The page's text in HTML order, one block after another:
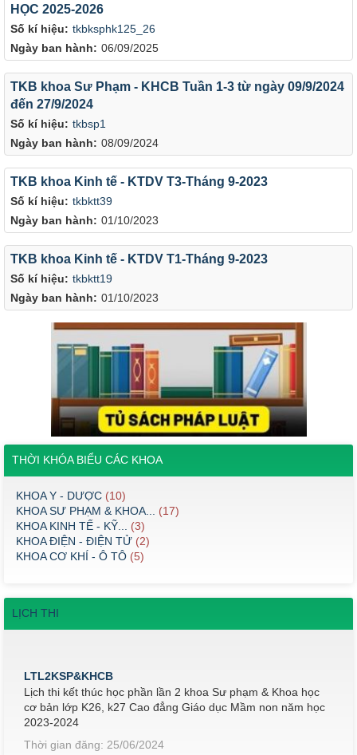
Số kí hiệu: tkbksphk125_26
Ngày ban hành: 06/09/2025
HỌC 2025-2026
Số kí hiệu: tkbsp1
Ngày ban hành: 08/09/2024
TKB khoa Sư Phạm - KHCB Tuần 1-3 từ ngày 09/9/2024
đến 27/9/2024
Số kí hiệu: tkbktt39
Ngày ban hành: 01/10/2023
TKB khoa Kinh tế - KTDV T3-Tháng 9-2023
Số kí hiệu: tkbktt19
Ngày ban hành: 01/10/2023
TKB khoa Kinh tế - KTDV T1-Tháng 9-2023
THỜI KHÓA BIỂU CÁC KHOA
KHOA Y - DƯỢC (10)
KHOA SƯ PHẠM & KHOA...
(17)
KHOA KINH TẾ - KỸ...
(3)
KHOA ĐIỆN - ĐIỆN TỬ (2)
KHOA CƠ KHÍ - Ô TÔ (5)
LỊCH THI
Lịch thi kết thúc học phần lần 2 khoa Sư phạm & Khoa học
cơ bản lớp K26, k27 Cao đẳng Giáo dục Mầm non năm học
2023-2024